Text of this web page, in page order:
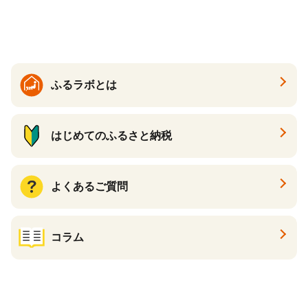
ふるラボとは
はじめてのふるさと納税
よくあるご質問
コラム